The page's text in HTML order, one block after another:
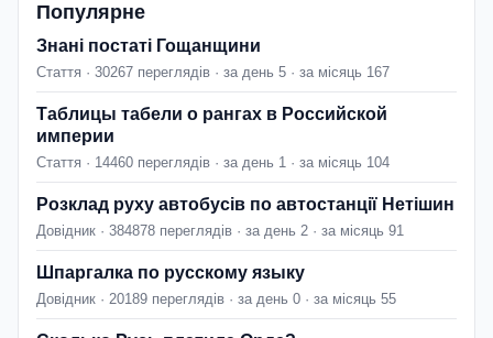
Популярне
Знані постаті Гощанщини
Стаття · 30267 переглядів · за день 5 · за місяць 167
Таблицы табели о рангах в Российской
империи
Стаття · 14460 переглядів · за день 1 · за місяць 104
Розклад руху автобусів по автостанції Нетішин
Довідник · 384878 переглядів · за день 2 · за місяць 91
Шпаргалка по русскому языку
Довідник · 20189 переглядів · за день 0 · за місяць 55